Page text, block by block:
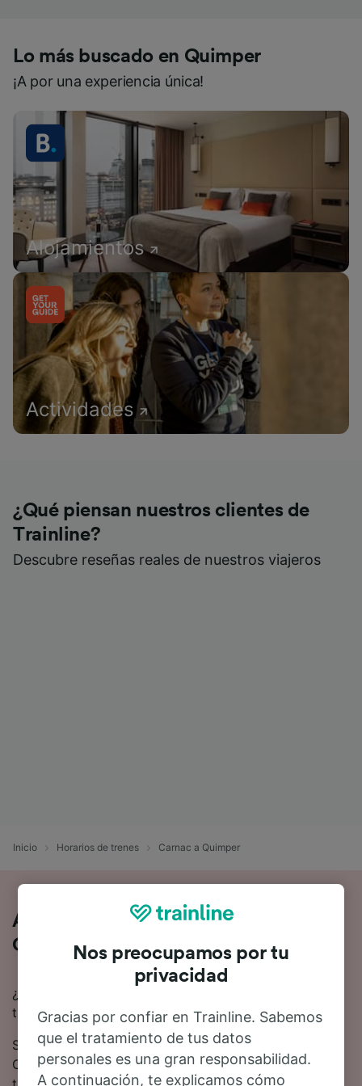
Lo más buscado en Quimper
¡A por una experiencia única!
Alojamientos
Actividades
¿Qué piensan nuestros clientes de
Trainline?
Descubre reseñas reales de nuestros viajeros
Inicio Horarios de trenes Carnac a Quimper
Así es viajar en tren de Carnac a
Quimper
¿Buscas información para ir de Carnac a Quimper en
tren? Empieza tu viaje con nosotros.
Se tardan 2 horas 23 minutos de media en viajar de
Carnac a Quimper en tren. Alrededor de 9 trenes
Nos preocupamos por tu
privacidad
Gracias por confiar en Trainline. Sabemos
que el tratamiento de tus datos
personales es una gran responsabilidad.
A continuación, te explicamos cómo